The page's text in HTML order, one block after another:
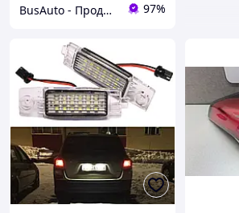
BusAuto - Продажа оригинальных запчастей к микроавтобусам и иномаркам 97%